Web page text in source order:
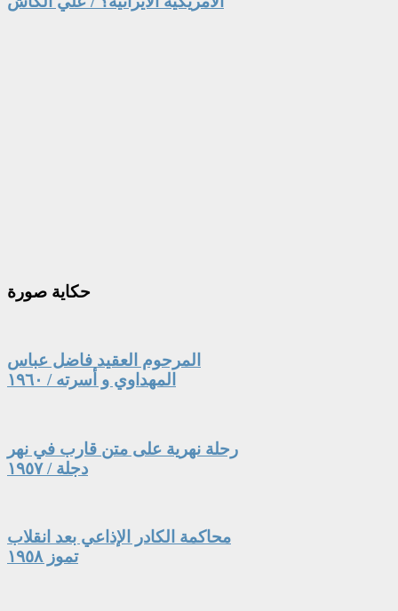
حكاية صورة
المرحوم العقيد فاضل عباس
المهداوي و أسرته / ١٩٦٠
رحلة نهرية على متن قارب في نهر
دجلة / ١٩٥٧
محاكمة الكادر الإذاعي بعد انقلاب
تموز ١٩٥٨